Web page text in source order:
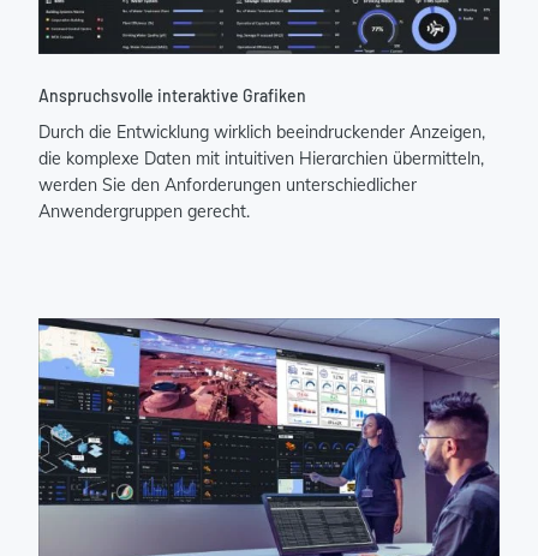
Anspruchsvolle interaktive Grafiken
Durch die Entwicklung wirklich beeindruckender Anzeigen,
die komplexe Daten mit intuitiven Hierarchien übermitteln,
werden Sie den Anforderungen unterschiedlicher
Anwendergruppen gerecht.